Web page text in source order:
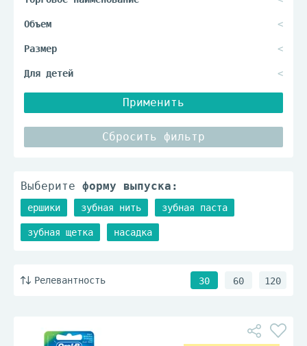
Применить
Сбросить фильтр
Выберите форму выпуска:
ершики зубная нить зубная паста
зубная щетка насадка
Релевантность 30 60 120